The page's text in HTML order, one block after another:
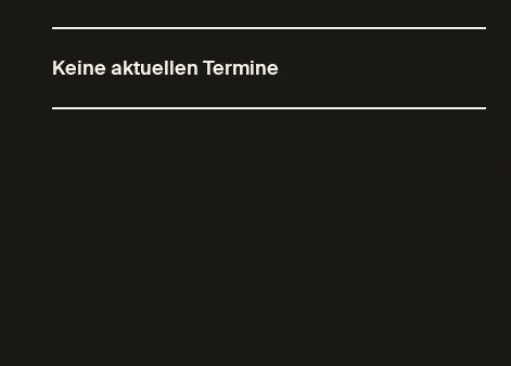
Keine aktuellen Termine